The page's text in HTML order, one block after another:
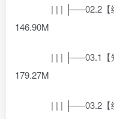
| | | ├──02.2【练
146.90M
| | | ├──03.1【知
179.27M
| | | ├──03.2【练